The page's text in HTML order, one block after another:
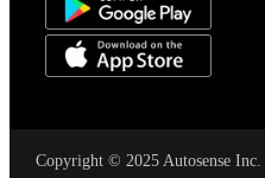
Copyright © 2025 Autosense